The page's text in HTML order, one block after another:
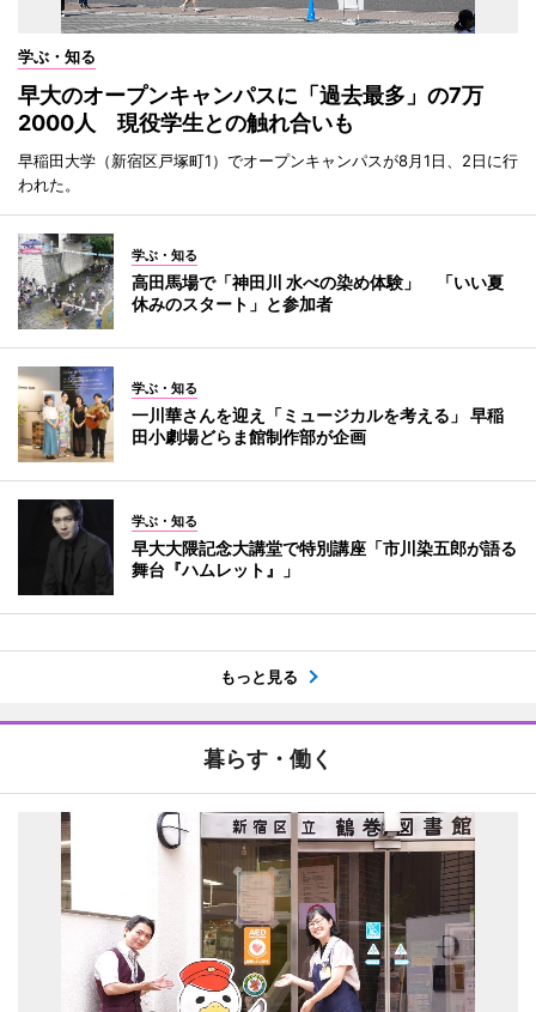
学ぶ・知る
早大のオープンキャンパスに「過去最多」の7万
2000人 現役学生との触れ合いも
早稲田大学（新宿区戸塚町1）でオープンキャンパスが8月1日、2日に行
われた。
学ぶ・知る
高田馬場で「神田川 水べの染め体験」 「いい夏
休みのスタート」と参加者
学ぶ・知る
一川華さんを迎え「ミュージカルを考える」 早稲
田小劇場どらま館制作部が企画
学ぶ・知る
早大大隈記念大講堂で特別講座「市川染五郎が語る
舞台『ハムレット』」
もっと見る
暮らす・働く